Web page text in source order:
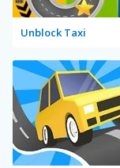
Unblock Taxi